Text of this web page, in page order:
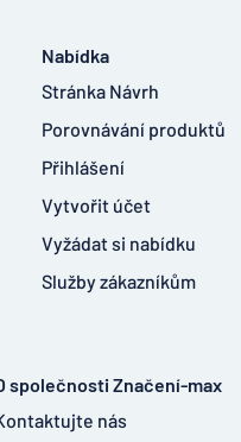
Nabídka
Stránka Návrh
Porovnávání produktů
Přihlášení
Vytvořit účet
Vyžádat si nabídku
Služby zákazníkům
společnosti Značení-max
nás